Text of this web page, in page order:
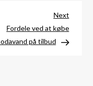
Next
Post
Next
Fordele ved at købe
på tilbud